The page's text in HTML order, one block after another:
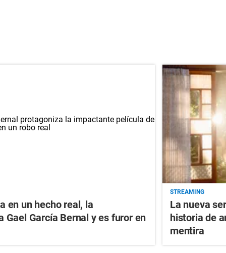
en un hecho real, la
Gael García Bernal y es furor en
STREAMING
La nueva
historia de
mentira